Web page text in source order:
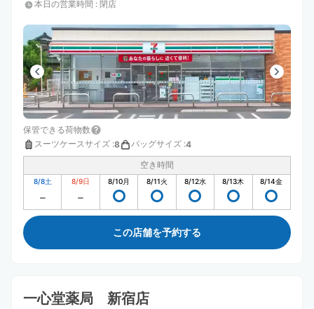
本日の営業時間 : 閉店
保管できる荷物数
スーツケースサイズ :8 バッグサイズ :4
空き時間
8/8土 8/9日 8/10月 8/11火 8/12水 8/13木 8/14金
この店舗を予約する
一心堂薬局 新宿店